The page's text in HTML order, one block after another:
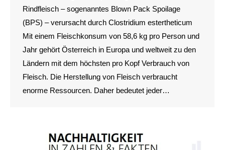
Rindfleisch – sogenanntes Blown Pack Spoilage
(BPS) – verursacht durch Clostridium estertheticum
Mit einem Fleischkonsum von 58,6 kg pro Person und
Jahr gehört Österreich in Europa und weltweit zu den
Ländern mit dem höchsten pro Kopf Verbrauch von
Fleisch. Die Herstellung von Fleisch verbraucht
enorme Ressourcen. Daher bedeutet jeder…